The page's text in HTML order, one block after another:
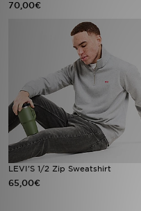
70,00€
LEVI'S 1/2 Zip Sweatshirt
65,00€
Lade Die APP
Geschenkkarte
Filialfinder
Mein JD
Meine Nachrichten